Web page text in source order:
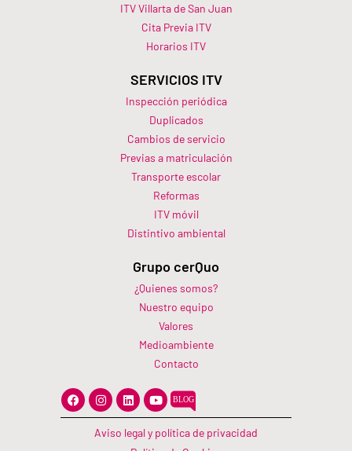
ITV Villarta de San Juan
Cita Previa ITV
Horarios ITV​
SERVICIOS ITV
Inspección periódica
Duplicados
Cambios de servicio
Previas a matriculación
Transporte escolar
Reformas
ITV móvil
Distintivo ambiental
Grupo cerQuo
¿Quienes somos?
Nuestro equipo
Valores
Medioambiente
Contacto
F
a
c
I
n
s
t
a
L
i
n
k
e
Y
o
u
t
u
Aviso legal y política de privacidad